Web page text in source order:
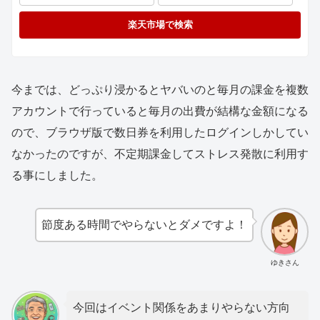
楽天市場で検索
今までは、どっぷり浸かるとヤバいのと毎月の課金を複数
アカウントで行っていると毎月の出費が結構な金額になる
ので、ブラウザ版で数日券を利用したログインしかしてい
なかったのですが、不定期課金してストレス発散に利用す
る事にしました。
ゆきさん
節度ある時間でやらないとダメですよ！
今回はイベント関係をあまりやらない方向